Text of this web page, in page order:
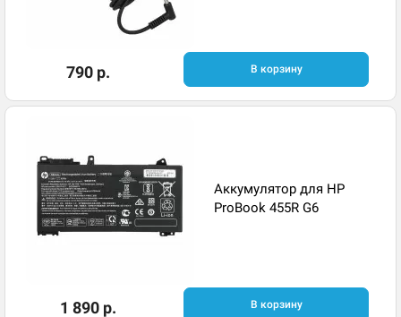
790 р. В корзину
Аккумулятор для HP
ProBook 455R G6
1 890 р. В корзину